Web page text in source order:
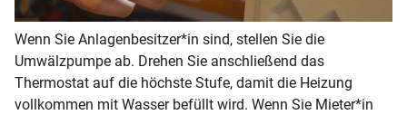
Wenn Sie Anlagenbesitzer*in sind, stellen Sie die
Umwälzpumpe ab. Drehen Sie anschließend das
Thermostat auf die höchste Stufe, damit die Heizung
vollkommen mit Wasser befüllt wird. Wenn Sie Mieter*in